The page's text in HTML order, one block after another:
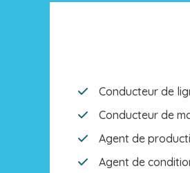
Conducteur de
Conducteur de
Agent de
Agent de